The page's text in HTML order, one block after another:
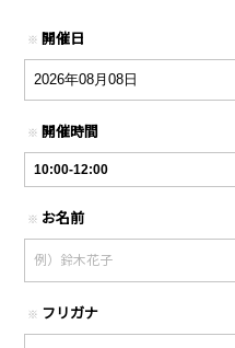
※ 開催日
※ 開催時間
※ お名前
※ フリガナ